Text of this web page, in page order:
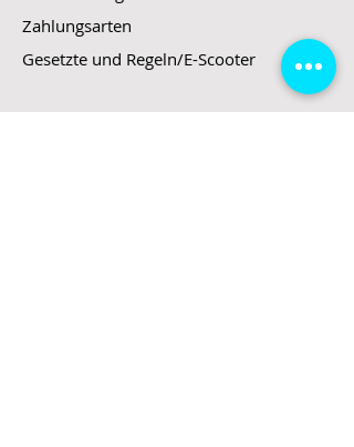
Zahlungsarten
Gesetzte und Regeln/E-Scooter